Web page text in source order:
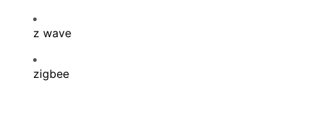
z wave
zigbee